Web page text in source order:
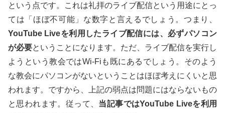
という点です。これは礼拝のライブ配信という用途にとっ
ては「ほぼ不可能」な数字と言えるでしょう。つまり、
YouTube Liveを利用したライブ配信には、必ずパソコン
が必要ということになります。ただ、ライブ配信を実行し
ようという教会ではWi-Fiも既にあるでしょう。そのよう
な教会にパソコンがないということはほぼ考えにくいと思
われます。ですから、上記の弱点は問題にはならないもの
と思われます。従って、 当記事ではYouTube Liveを利用